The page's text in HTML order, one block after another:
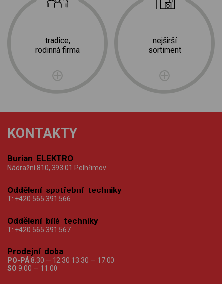
tradice,
rodinná firma
nejširší
sortiment
KONTAKTY
Burian ELEKTRO
Nádražní 810, 393 01 Pelhřimov
Oddělení spotřební techniky
T: +420 565 391 566
Oddělení bílé techniky
T: +420 565 391 567
Prodejní doba
PO-PÁ 8:30 — 12:30 13:30 — 17:00
SO 9:00 — 11:00